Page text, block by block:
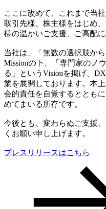
ここに改めて、これまで当
取引先様、株主様をはじめ
様の温かいご支援、ご高配
当社は、「無数の選択肢か
Missionの下、「専門家のノ
る」というVisionを掲げ、
業を展開しております。本
会的責任を自覚するととも
めてまいる所存です。
今後とも、変わらぬご支援
くお願い申し上げます。
プレスリリースはこちら